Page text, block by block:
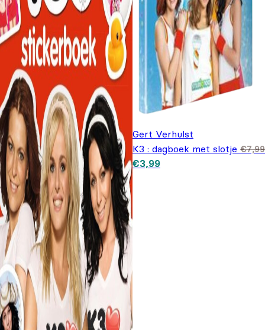
Gert Verhulst
K3 : dagboek met slotje €7,99
Oorspronkelijke prijs was:
€7,99.
€3,99Huidige prijs is: €3,99.